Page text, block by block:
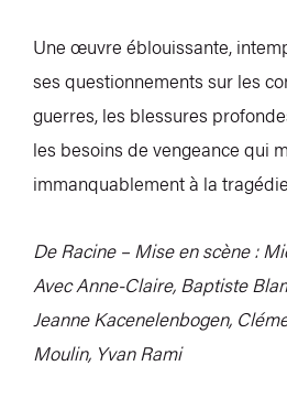
Une œuvre éblouissante,
ses questionnements sur les
guerres, les blessures
les besoins de vengeance qui
immanquablement à la
De Racine – Mise en scène :
Avec Anne-Claire, Baptiste
Jeanne Kacenelenbogen,
Moulin, Yvan Rami